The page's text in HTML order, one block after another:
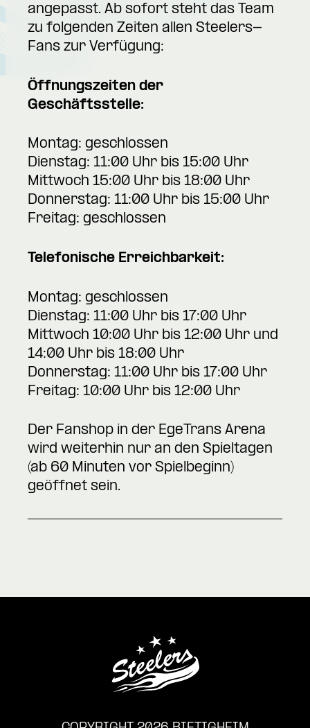
angepasst. Ab sofort steht das Team
zu folgenden Zeiten allen Steelers-
Fans zur Verfügung:
Öffnungszeiten der
Geschäftsstelle:
Montag: geschlossen
Dienstag: 11:00 Uhr bis 15:00 Uhr
Mittwoch 15:00 Uhr bis 18:00 Uhr
Donnerstag: 11:00 Uhr bis 15:00 Uhr
Freitag: geschlossen
Telefonische Erreichbarkeit:
Montag: geschlossen
Dienstag: 11:00 Uhr bis 17:00 Uhr
Mittwoch 10:00 Uhr bis 12:00 Uhr und
14:00 Uhr bis 18:00 Uhr
Donnerstag: 11:00 Uhr bis 17:00 Uhr
Freitag: 10:00 Uhr bis 12:00 Uhr
Der Fanshop in der EgeTrans Arena
wird weiterhin nur an den Spieltagen
(ab 60 Minuten vor Spielbeginn)
geöffnet sein.